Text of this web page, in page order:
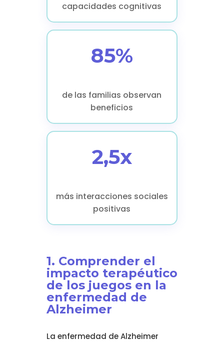
capacidades cognitivas
85%
de las familias observan
beneficios
2,5x
más interacciones sociales
positivas
1. Comprender el
impacto terapéutico
de los juegos en la
enfermedad de
Alzheimer
La enfermedad de Alzheimer